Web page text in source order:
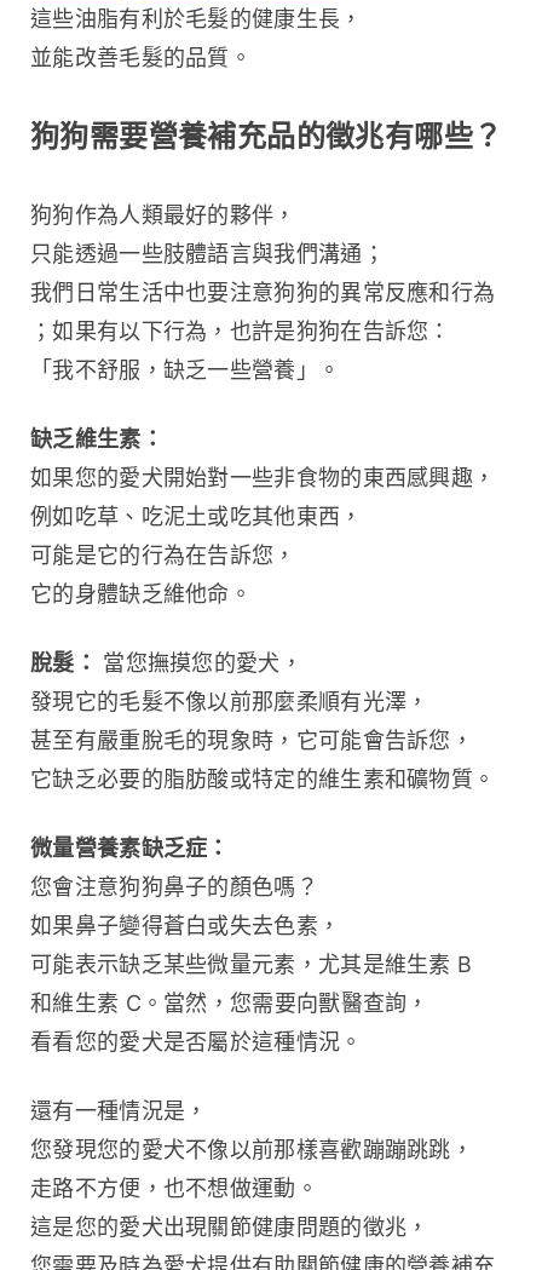
這些油脂有利於毛髮的健康生長，
並能改善毛髮的品質。
狗狗需要營養補充品的徵兆有哪些？
狗狗作為人類最好的夥伴，
只能透過一些肢體語言與我們溝通；
我們日常生活中也要注意狗狗的異常反應和行為
；如果有以下行為，也許是狗狗在告訴您：
「我不舒服，缺乏一些營養」。
缺乏維生素：
如果您的愛犬開始對一些非食物的東西感興趣，
例如吃草、吃泥土或吃其他東西，
可能是它的行為在告訴您，
它的身體缺乏維他命。
脫髮：
當您撫摸您的愛犬，
發現它的毛髮不像以前那麼柔順有光澤，
甚至有嚴重脫毛的現象時，它可能會告訴您，
它缺乏必要的脂肪酸或特定的維生素和礦物質。
微量營養素缺乏症：
您會注意狗狗鼻子的顏色嗎？
如果鼻子變得蒼白或失去色素，
可能表示缺乏某些微量元素，尤其是維生素 B
和維生素 C。當然，您需要向獸醫查詢，
看看您的愛犬是否屬於這種情況。
還有一種情況是，
您發現您的愛犬不像以前那樣喜歡蹦蹦跳跳，
走路不方便，也不想做運動。
這是您的愛犬出現關節健康問題的徵兆，